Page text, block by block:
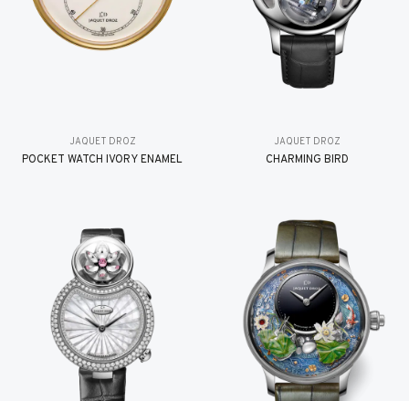
JAQUET DROZ
POCKET WATCH IVORY ENAMEL
JAQUET DROZ
CHARMING BIRD